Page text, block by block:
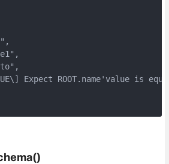
to",
Expect ROOT.name'value is